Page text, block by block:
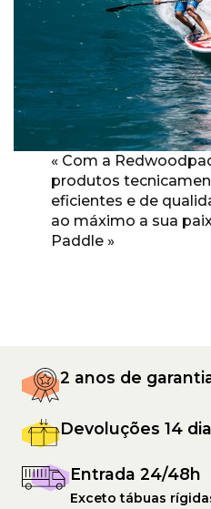
« Com a
produtos
eficientes e de
ao máximo a sua
Paddle »
2 anos de
Devoluções 14
Entrada 24/48h
Exceto tábuas